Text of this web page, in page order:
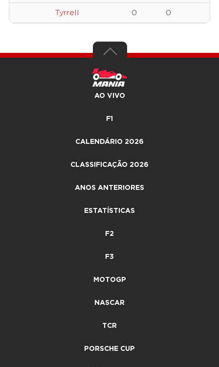
Tyrrell 0 0
AO VIVO
F1
CALENDÁRIO 2026
CLASSIFICAÇÃO 2026
ANOS ANTERIORES
ESTATÍSTICAS
F2
F3
MOTOGP
NASCAR
TCR
PORSCHE CUP